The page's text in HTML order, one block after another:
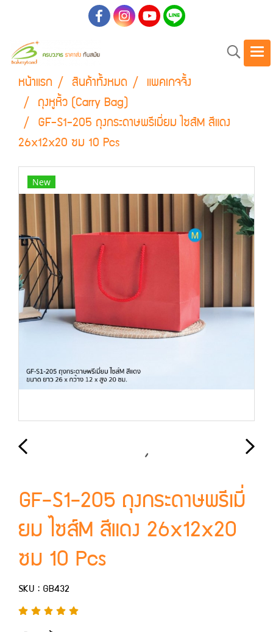
หน้าแรก สินค้าทั้งหมด แพคเกจจิ้ง
ถุงหูหิ้ว (Carry Bag)
GF-S1-205 ถุงกระดาษพรีเมี่ยม ไซส์M สีแดง
26x12x20 ซม 10 Pcs
New
GF-S1-205 ถุงกระดาษพรีเมี่
ยม ไซส์M สีแดง 26x12x20
ซม 10 Pcs
SKU : GB432